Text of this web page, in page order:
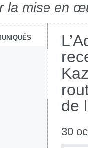
la mise en
de
30